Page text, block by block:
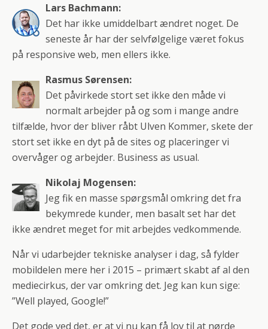
Lars Bachmann:
Det har ikke umiddelbart ændret noget. De
seneste år har der selvfølgelige været fokus
på responsive web, men ellers ikke.
Rasmus Sørensen:
Det påvirkede stort set ikke den måde vi
normalt arbejder på og som i mange andre
tilfælde, hvor der bliver råbt Ulven Kommer, skete der
stort set ikke en dyt på de sites og placeringer vi
overvåger og arbejder. Business as usual.
Nikolaj Mogensen:
Jeg fik en masse spørgsmål omkring det fra
bekymrede kunder, men basalt set har det
ikke ændret meget for mit arbejdes vedkommende.
Når vi udarbejder tekniske analyser i dag, så fylder
mobildelen mere her i 2015 – primært skabt af al den
mediecirkus, der var omkring det. Jeg kan kun sige:
”Well played, Google!”
Det gode ved det, er at vi nu kan få lov til at nørde